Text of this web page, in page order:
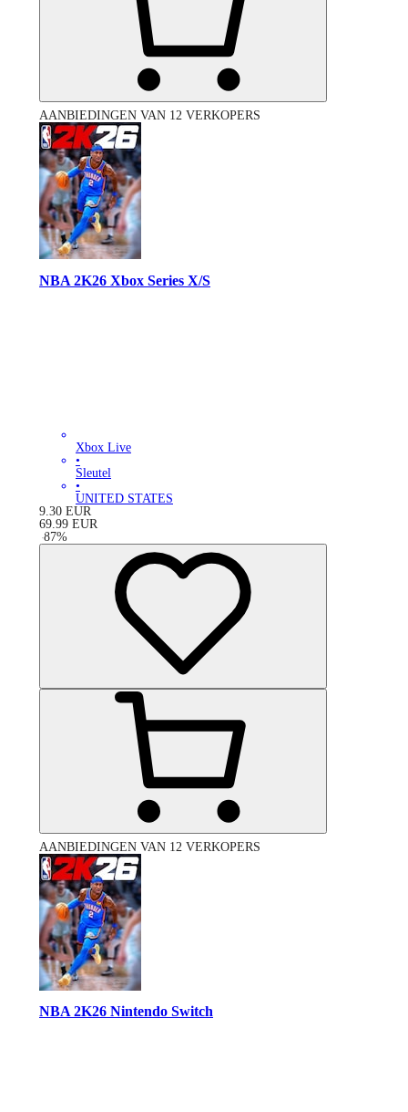
AANBIEDINGEN VAN 12 VERKOPERS
NBA 2K26 Xbox Series X/S
Xbox Live
•
Sleutel
•
UNITED STATES
9.30 EUR
69.99 EUR
-87%
AANBIEDINGEN VAN 12 VERKOPERS
NBA 2K26 Nintendo Switch